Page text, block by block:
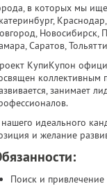
в которых мы
Новосибирск,
Саратов,
КупиКупон
коллективным
занимает
идеального
и желание
Поиск и